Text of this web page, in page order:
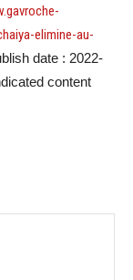
elimine-au-
date : 2022-
content